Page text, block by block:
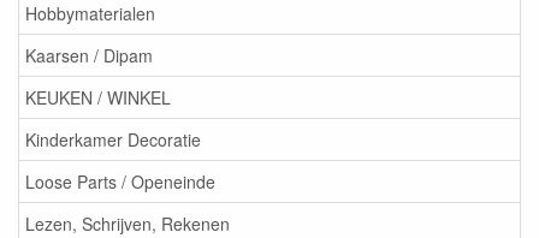
Hobbymaterialen
Kaarsen / Dipam
KEUKEN / WINKEL
Kinderkamer Decoratie
Loose Parts / Openeinde
Lezen, Schrijven, Rekenen